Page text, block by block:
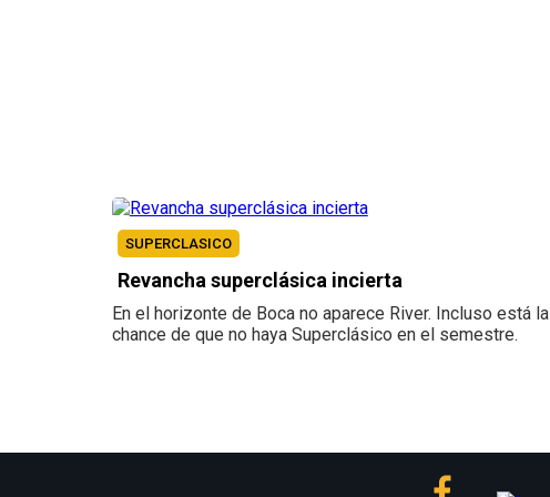
SUPERCLASICO
Revancha superclásica incierta
En el horizonte de Boca no aparece River. Incluso está la
chance de que no haya Superclásico en el semestre.